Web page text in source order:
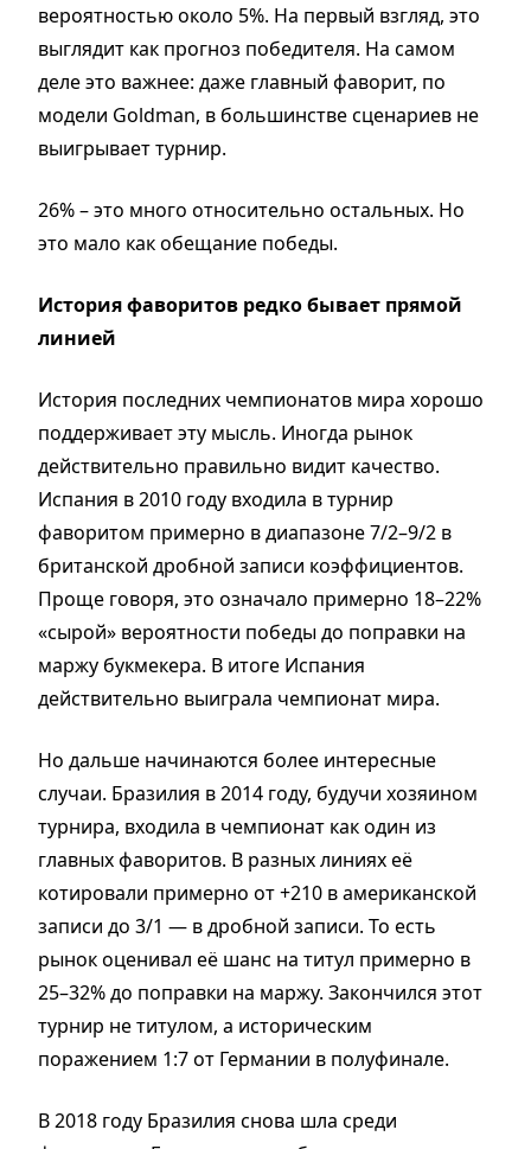
вероятностью около 5%. На первый взгляд, это
выглядит как прогноз победителя. На самом
деле это важнее: даже главный фаворит, по
модели Goldman, в большинстве сценариев не
выигрывает турнир.
26% – это много относительно остальных. Но
это мало как обещание победы.
История фаворитов редко бывает прямой
линией
История последних чемпионатов мира хорошо
поддерживает эту мысль. Иногда рынок
действительно правильно видит качество.
Испания в 2010 году входила в турнир
фаворитом примерно в диапазоне 7/2–9/2 в
британской дробной записи коэффициентов.
Проще говоря, это означало примерно 18–22%
«сырой» вероятности победы до поправки на
маржу букмекера. В итоге Испания
действительно выиграла чемпионат мира.
Но дальше начинаются более интересные
случаи. Бразилия в 2014 году, будучи хозяином
турнира, входила в чемпионат как один из
главных фаворитов. В разных линиях её
котировали примерно от +210 в американской
записи до 3/1 — в дробной записи. То есть
рынок оценивал её шанс на титул примерно в
25–32% до поправки на маржу. Закончился этот
турнир не титулом, а историческим
поражением 1:7 от Германии в полуфинале.
В 2018 году Бразилия снова шла среди